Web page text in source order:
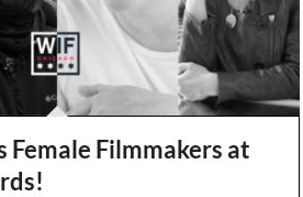
Female Filmmakers at